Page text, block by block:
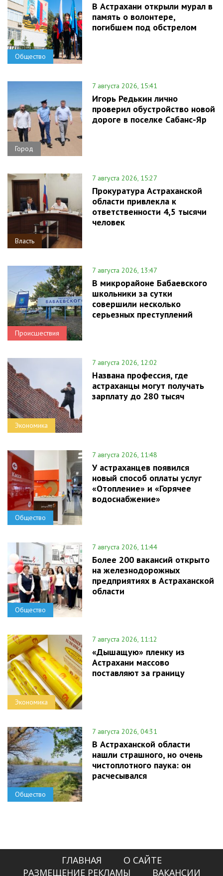
Общество
В Астрахани открыли мурал в
память о волонтере,
погибшем под обстрелом
Город
7 августа 2026, 15:41
Игорь Редькин лично
проверил обустройство новой
дороге в поселке Сабанс-Яр
Власть
7 августа 2026, 15:27
Прокуратура Астраханской
области привлекла к
ответственности 4,5 тысячи
человек
Происшествия
7 августа 2026, 13:47
В микрорайоне Бабаевского
школьники за сутки
совершили несколько
серьезных преступлений
Экономика
7 августа 2026, 12:02
Названа профессия, где
астраханцы могут получать
зарплату до 280 тысяч
Общество
7 августа 2026, 11:48
У астраханцев появился
новый способ оплаты услуг
«Отопление» и «Горячее
водоснабжение»
Общество
7 августа 2026, 11:44
Более 200 вакансий открыто
на железнодорожных
предприятиях в Астраханской
области
Экономика
7 августа 2026, 11:12
«Дышащую» пленку из
Астрахани массово
поставляют за границу
Общество
7 августа 2026, 04:31
В Астраханской области
нашли страшного, но очень
чистоплотного паука: он
расчесывался
ГЛАВНАЯ
О САЙТЕ
РАЗМЕЩЕНИЕ РЕКЛАМЫ
ВАКАНСИИ